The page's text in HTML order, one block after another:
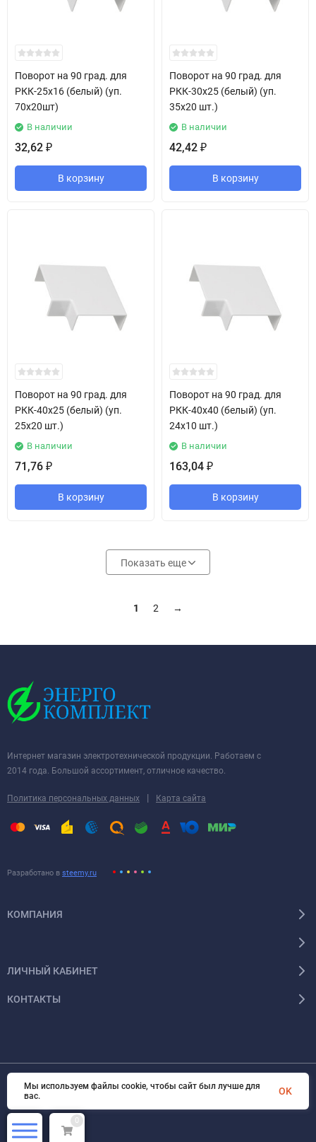
Поворот на 90 град. для
РКК-25х16 (белый) (уп.
70х20шт)
В наличии
32,62 ₽
В корзину
Поворот на 90 град. для
РКК-30х25 (белый) (уп.
35х20 шт.)
В наличии
42,42 ₽
В корзину
Поворот на 90 град. для
РКК-40х25 (белый) (уп.
25х20 шт.)
В наличии
71,76 ₽
В корзину
Поворот на 90 град. для
РКК-40х40 (белый) (уп.
24х10 шт.)
В наличии
163,04 ₽
В корзину
Показать еще
1 2 →
Интернет магазин электротехнической продукции. Работаем с
2014 года. Большой ассортимент, отличное качество.
Политика персональных данных | Карта сайта
Разработано в steemy.ru
КОМПАНИЯ
ЛИЧНЫЙ КАБИНЕТ
КОНТАКТЫ
© 2026 Энергокомплект Крым. Все права защищены
0
Мы используем файлы cookie, чтобы сайт был лучше для
вас.
OK